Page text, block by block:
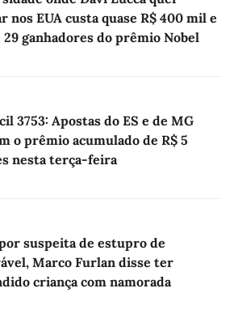
nos EUA custa quase R$ 400 mil e
29 ganhadores do prêmio Nobel
3753: Apostas do ES e de MG
o prêmio acumulado de R$ 5
nesta terça-feira
suspeita de estupro de
Marco Furlan disse ter
criança com namorada